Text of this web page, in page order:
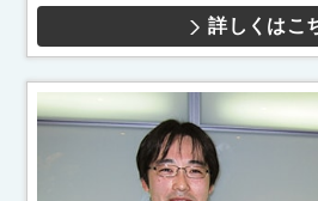
詳しくはこ